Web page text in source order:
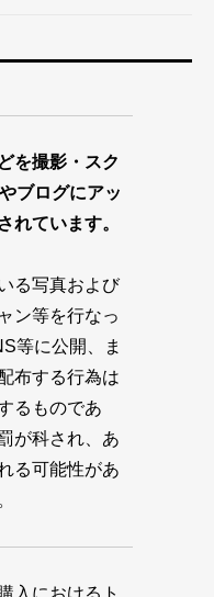
を撮影・スク
ブログにアッ
れています。
る写真および
ン等を行なっ
等に公開、ま
布する行為は
るものであ
が科され、あ
る可能性があ